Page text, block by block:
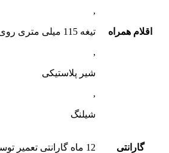
اقلام همراه
,
تیغه 115 میلی متری روی دستگاه
,
شیر پلاستیکی
,
شیلنگ
گارانتی 12 ماه گارانتی تعمیر توسن